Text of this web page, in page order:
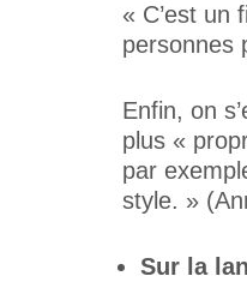
« C’est un
personnes
Enfin, on
plus «
par
style. »
Sur la